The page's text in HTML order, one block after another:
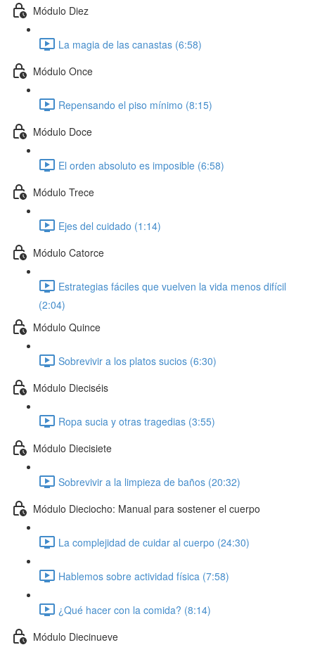
Módulo Diez
La magia de las canastas (6:58)
Módulo Once
Repensando el piso mínimo (8:15)
Módulo Doce
El orden absoluto es imposible (6:58)
Módulo Trece
Ejes del cuidado (1:14)
Módulo Catorce
Estrategias fáciles que vuelven la vida menos difícil
(2:04)
Módulo Quince
Sobrevivir a los platos sucios (6:30)
Módulo Dieciséis
Ropa sucia y otras tragedias (3:55)
Módulo Diecisiete
Sobrevivir a la limpieza de baños (20:32)
Módulo Dieciocho: Manual para sostener el cuerpo
La complejidad de cuidar al cuerpo (24:30)
Hablemos sobre actividad física (7:58)
¿Qué hacer con la comida? (8:14)
Módulo Diecinueve